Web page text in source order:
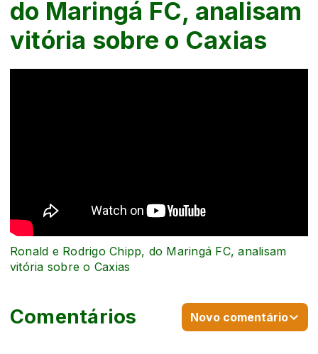
do Maringá FC, analisam
vitória sobre o Caxias
Ronald e Rodrigo Chipp, do Maringá FC, analisam
vitória sobre o Caxias
Comentários Novo comentário